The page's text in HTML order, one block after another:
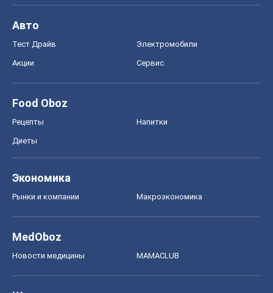
Авто
Тест Драйв Электромобили
Акции Сервис
Food Oboz
Рецепты Напитки
Диеты
Экономика
Рынки и компании Mакроэкономика
MedOboz
Новости медицины MAMACLUB